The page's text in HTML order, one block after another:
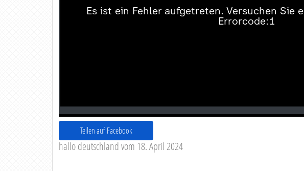
Teilen auf Facebook
hallo deutschland vom 18. April 2024